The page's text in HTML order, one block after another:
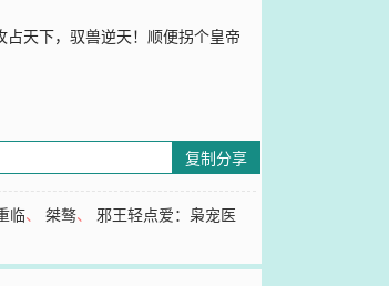
天下，驭兽逆天！顺便拐个皇帝
复制分享
临、桀骜、 邪王轻点爱：枭宠医